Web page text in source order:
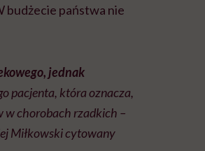
budżecie państwa nie
jednak
pacjenta, która oznacza,
w chorobach rzadkich –
Miłkowski cytowany